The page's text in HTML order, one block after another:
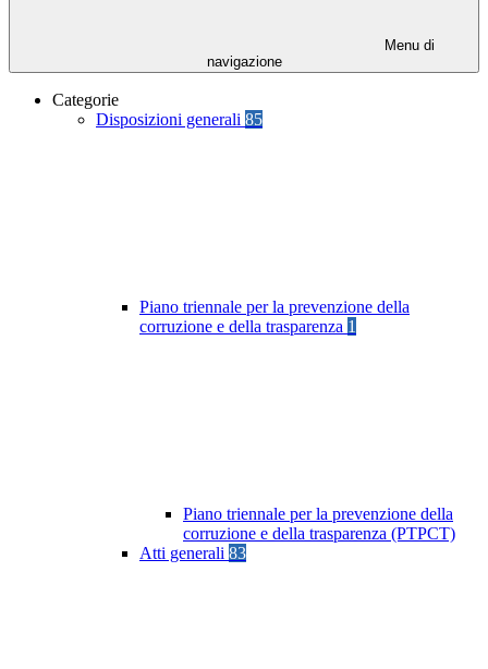
Menu di
navigazione
Categorie
Disposizioni generali 85
Piano triennale per la prevenzione della
corruzione e della trasparenza 1
Piano triennale per la prevenzione della
corruzione e della trasparenza (PTPCT)
Atti generali 83